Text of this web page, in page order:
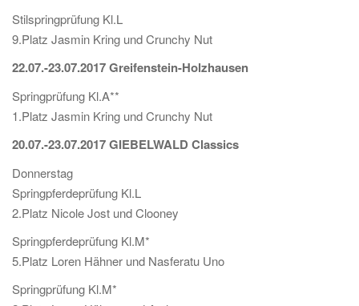
Stilspringprüfung Kl.L
9.Platz Jasmin Kring und Crunchy Nut
22.07.-23.07.2017 Greifenstein-Holzhausen
Springprüfung Kl.A**
1.Platz Jasmin Kring und Crunchy Nut
20.07.-23.07.2017 GIEBELWALD Classics
Donnerstag
Springpferdeprüfung Kl.L
2.Platz Nicole Jost und Clooney
Springpferdeprüfung Kl.M*
5.Platz Loren Hähner und Nasferatu Uno
Springprüfung Kl.M*